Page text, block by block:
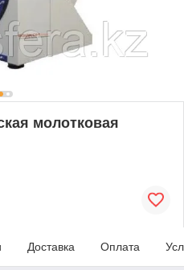
молотковая
Доставка Оплата